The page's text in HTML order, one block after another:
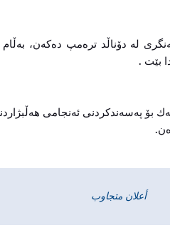
له‌ دۆناڵد تره‌مپ ده‌كه‌ن،
بێت .
بۆ په‌سه‌ندكردنی ئه‌نجامی
أعلان متجاوب